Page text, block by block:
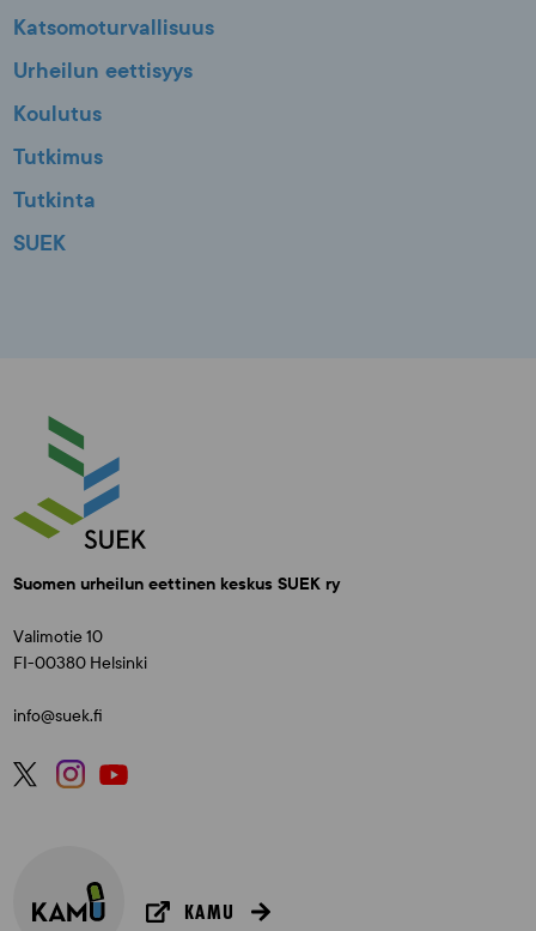
Katsomoturvallisuus
Urheilun eettisyys
Koulutus
Tutkimus
Tutkinta
SUEK
Suomen urheilun eettinen keskus SUEK ry
Valimotie 10
FI-00380 Helsinki
info@suek.fi
KAMU